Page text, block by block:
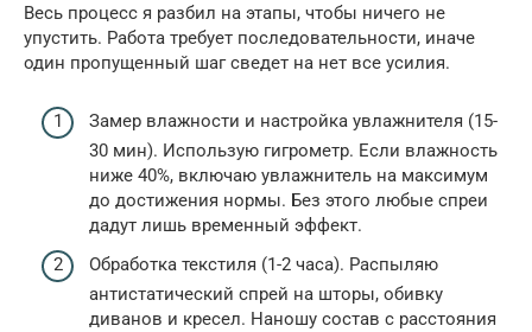
Весь процесс я разбил на этапы, чтобы ничего не
упустить. Работа требует последовательности, иначе
один пропущенный шаг сведет на нет все усилия.
Замер влажности и настройка увлажнителя (15-
30 мин). Использую гигрометр. Если влажность
ниже 40%, включаю увлажнитель на максимум
до достижения нормы. Без этого любые спреи
дадут лишь временный эффект.
Обработка текстиля (1-2 часа). Распыляю
антистатический спрей на шторы, обивку
диванов и кресел. Наношу состав с расстояния